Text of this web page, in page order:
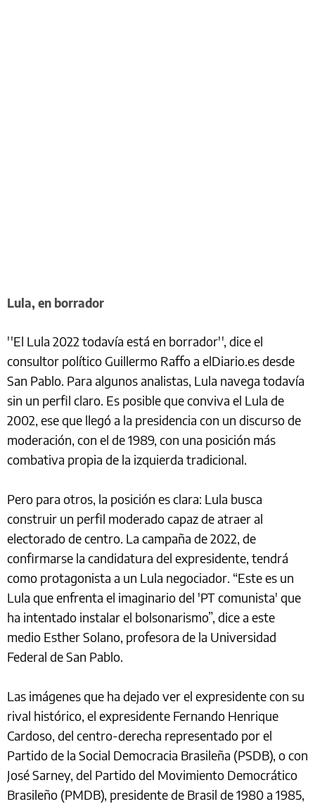
Lula, en borrador
''El Lula 2022 todavía está en borrador'', dice el
consultor político Guillermo Raffo a elDiario.es desde
San Pablo. Para algunos analistas, Lula navega todavía
sin un perfil claro. Es posible que conviva el Lula de
2002, ese que llegó a la presidencia con un discurso de
moderación, con el de 1989, con una posición más
combativa propia de la izquierda tradicional.
Pero para otros, la posición es clara: Lula busca
construir un perfil moderado capaz de atraer al
electorado de centro. La campaña de 2022, de
confirmarse la candidatura del expresidente, tendrá
como protagonista a un Lula negociador. “Este es un
Lula que enfrenta el imaginario del 'PT comunista' que
ha intentado instalar el bolsonarismo”, dice a este
medio Esther Solano, profesora de la Universidad
Federal de San Pablo.
Las imágenes que ha dejado ver el expresidente con su
rival histórico, el expresidente Fernando Henrique
Cardoso, del centro-derecha representado por el
Partido de la Social Democracia Brasileña (PSDB), o con
José Sarney, del Partido del Movimiento Democrático
Brasileño (PMDB), presidente de Brasil de 1980 a 1985,